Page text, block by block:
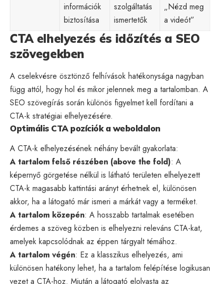
információk
biztosítása
szolgáltatás
ismertetők
„Nézd meg
a videót”
CTA elhelyezés és időzítés a SEO
szövegekben
A cselekvésre ösztönző felhívások hatékonysága nagyban
függ attól, hogy hol és mikor jelennek meg a tartalomban. A
SEO szövegírás során különös figyelmet kell fordítani a
CTA-k stratégiai elhelyezésére.
Optimális CTA pozíciók a weboldalon
A CTA-k elhelyezésének néhány bevált gyakorlata:
A tartalom felső részében (above the fold): A
képernyő görgetése nélkül is látható területen elhelyezett
CTA-k magasabb kattintási arányt érhetnek el, különösen
akkor, ha a látogató már ismeri a márkát vagy a terméket.
A tartalom közepén: A hosszabb tartalmak esetében
érdemes a szöveg közben is elhelyezni releváns CTA-kat,
amelyek kapcsolódnak az éppen tárgyalt témához.
A tartalom végén: Ez a klasszikus elhelyezés, ami
különösen hatékony lehet, ha a tartalom felépítése logikusan
vezet a CTA-hoz. Miután a látogató elolvasta az